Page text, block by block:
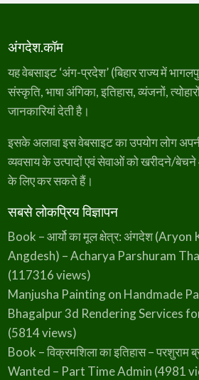
अंगदेश.कॉम
यह वेबसाइट ‘अंग-प्रदेश’ (बिहार राज्य में
संस्कृति, भाषा अंगिका, इतिहास, व्यंजनों,
जानकारियां देती है।
इसके अलावा इस वेबसाइट का उपयोग लोग
व्यवसाय के उत्पादों एवं सेवाओं को खरीदने/बेचने
के लिए कर सकते हैं।
सबसे लोकप्रिय विज्ञापन
Book – आर्यो का मूल क्षेत्र: अंगदेश
Angdesh) – Acharya Parshuram
(117316 views)
Manjusha Painting on Handmade
Bhagalpur 3d Rendering Services
(5814 views)
Book – विक्रमशिला का इतिहास – परशुराम
Wanted – Part Time Admin (4981